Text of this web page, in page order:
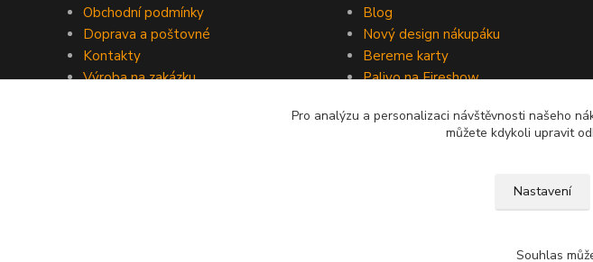
Obchodní podmínky
Doprava a poštovné
Kontakty
Výroba na zakázku
Blog
Nový design nákupáku
Bereme karty
Palivo na Fireshow
Pro analýzu a personalizaci návštěvnosti našeho
můžete kdykoli upravit
Nastavení
Souhlas